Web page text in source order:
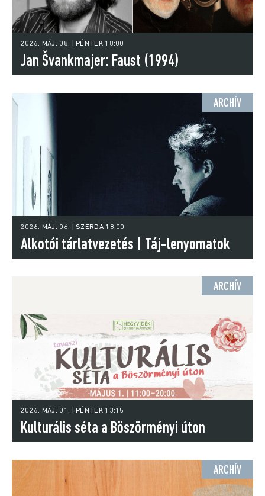
2026. MÁJ. 08. | PÉNTEK 18:00
Jan Švankmajer: Faust (1994)
ARCHÍV
2026. MÁJ. 06. | SZERDA 18:00
Alkotói tárlatvezetés | Táj-lenyomatok
ARCHÍV
2026. MÁJ. 01. | PÉNTEK 13:15
Kulturális séta a Böszörményi úton
ARCHÍV